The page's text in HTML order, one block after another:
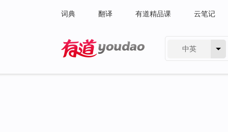
词典 翻译 有道精品课 云笔记
中英